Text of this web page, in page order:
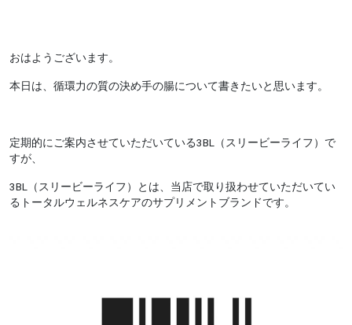
おはようございます。
本日は、循環力の質の決め手の腸について書きたいと思います。
定期的にご案内させていただいている3BL（スリービーライフ）で
すが、
3BL（スリービーライフ）とは、当店で取り扱わせていただいてい
るトータルウェルネスケアのサプリメントブランドです。